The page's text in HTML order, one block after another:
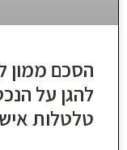
הסכם ממון
להגן על
טלטלות